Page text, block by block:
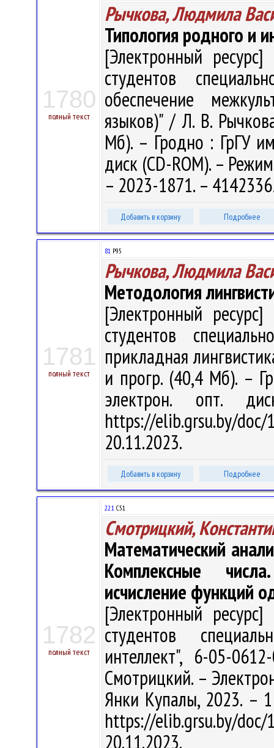
1780
полный текст
Рычкова, Людмила
Типология родного и
[Электронный
студентов
обеспечение
языков)" / Л. В.
Мб). – Гродно : ГрГУ
диск (CD-ROM). –
– 2023-1871. –
Добавить в корзину Подробнее
1781
полный текст
81 Р95
Рычкова, Людмила
Методология
[Электронный
студентов
прикладная
и прогр. (40,4 Мб). –
электрон. опт.
https://elib.grsu.by/
20.11.2023.
Добавить в корзину Подробнее
1782
полный текст
22.1 С51
Смотрицкий,
Математический
Комплексные
исчисление функций
[Электронный
студентов
интеллект", 6-05-
Смотрицкий. –
Янки Купалы, 2023. –
https://elib.grsu.by/
20.11.2023.